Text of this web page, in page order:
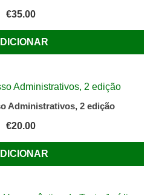
€35.00
Administrativos, 2 edição
€20.00